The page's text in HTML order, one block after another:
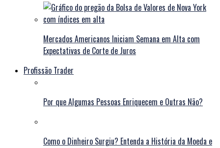
Mercados Americanos Iniciam Semana em Alta com
Expectativas de Corte de Juros
Profissão Trader
Por que Algumas Pessoas Enriquecem e Outras Não?
Como o Dinheiro Surgiu? Entenda a História da Moeda e